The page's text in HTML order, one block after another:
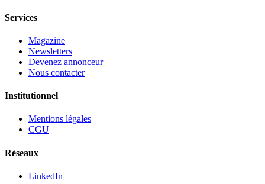
Services
Magazine
Newsletters
Devenez annonceur
Nous contacter
Institutionnel
Mentions légales
CGU
Réseaux
LinkedIn